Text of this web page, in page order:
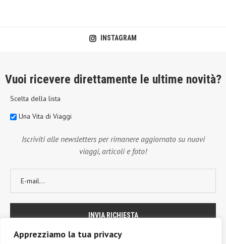
Apprezziamo la tua privacy
INSTAGRAM
Vuoi ricevere direttamente le ultime novità?
Scelta della lista
Una Vita di Viaggi
Iscriviti alle newsletters per rimanere aggiornato su nuovi
viaggi, articoli e foto!